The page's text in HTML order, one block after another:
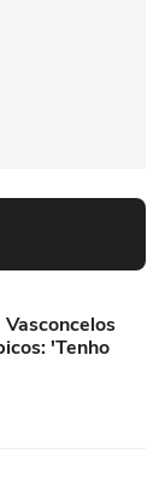
Vasconcelos
'Tenho